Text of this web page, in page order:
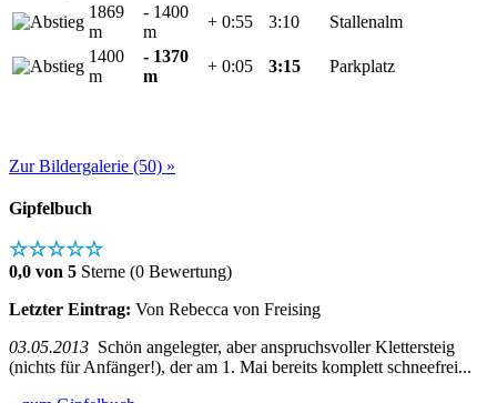
1869
m
- 1400
m
+ 0:55 3:10
Stallenalm
1400
m
- 1370
m
+ 0:05 3:15 Parkplatz
Zur Bildergalerie (50) »
Gipfelbuch
☆☆☆☆☆
0,0 von 5 Sterne (0 Bewertung)
Letzter Eintrag: Von Rebecca von Freising
03.05.2013 Schön angelegter, aber anspruchsvoller Klettersteig
(nichts für Anfänger!), der am 1. Mai bereits komplett schneefrei...